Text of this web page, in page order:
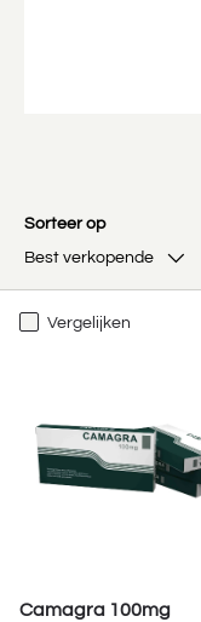
Sorteer op
Best verkopende
Vergelijken
Camagra 100mg